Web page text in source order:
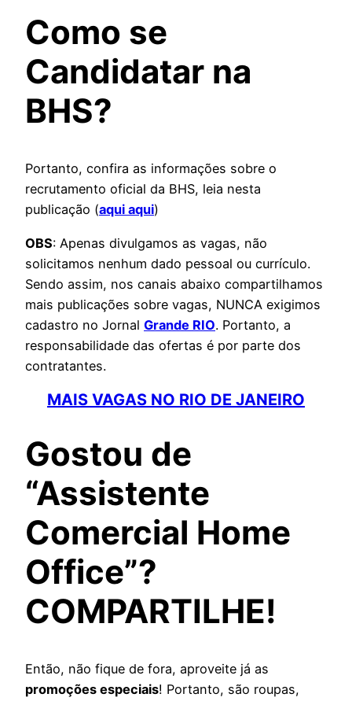
Como se
Candidatar na
BHS?
Portanto, confira as informações sobre o
recrutamento oficial da BHS, leia nesta
publicação (aqui aqui)
OBS: Apenas divulgamos as vagas, não
solicitamos nenhum dado pessoal ou currículo.
Sendo assim, nos canais abaixo compartilhamos
mais publicações sobre vagas, NUNCA exigimos
cadastro no Jornal Grande RIO. Portanto, a
responsabilidade das ofertas é por parte dos
contratantes.
MAIS VAGAS NO RIO DE JANEIRO
Gostou de
“Assistente
Comercial Home
Office”?
COMPARTILHE!
Então, não fique de fora, aproveite já as
promoções especiais! Portanto, são roupas,